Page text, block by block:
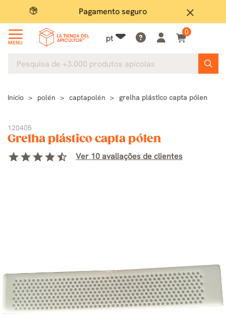
close
Pagamento seguro
MENU pt
0
Início polén captapolén grelha plástico capta pólen
120405
Grelha plástico capta pólen
starstarstarstarstar_half Ver 10 avaliações de clientes